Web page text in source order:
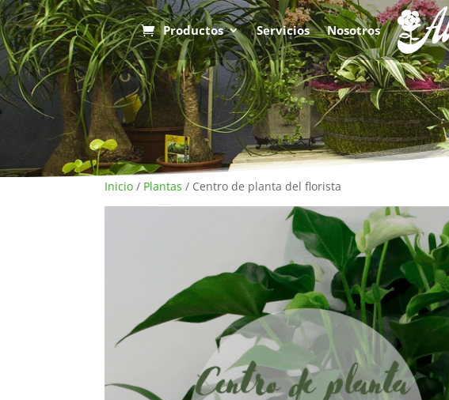
Productos Servicios Nosotros
Inicio / Plantas / Centro de planta del florista